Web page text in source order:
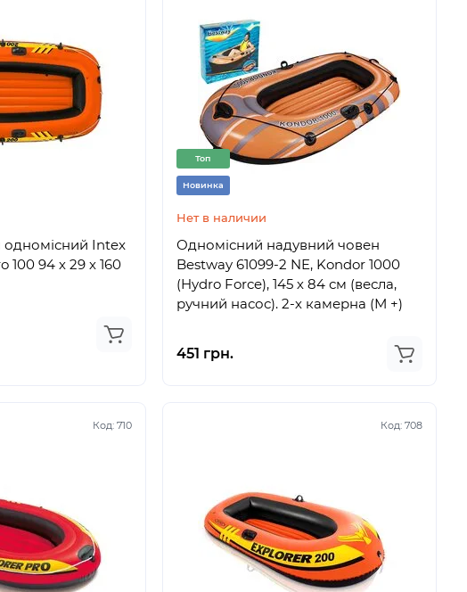
Intex
100 94 х 29 х 160
Топ
Новинка
Нет в наличии
Одномісний надувний човен
Bestway 61099-2 NE, Kondor 1000
(Hydro Force), 145 х 84 см (весла,
ручний насос). 2-х камерна (М +)
451 грн.
Код: 710 Код: 708